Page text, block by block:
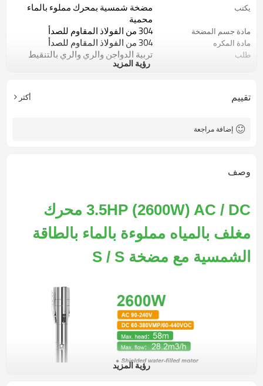
يكتب
مضخة شمسية بمحرك مملوء بالماء
محمية
مادة جسم المضخة 304 من الفولاذ المقاوم للصدأ
مادة المكره 304 من الفولاذ المقاوم للصدأ
طلب تربية الدواجن والري والري بالتنقيط
حقيبة خشبية
رؤية المزيد
تقييم أكثر
إضافة مراجعة
وصف
3.5HP (2600W) AC / DC محرك
مغلف بالمياه مملوءة بالماء بالطاقة
الشمسية مع مضخة S / S
رؤية المزيد